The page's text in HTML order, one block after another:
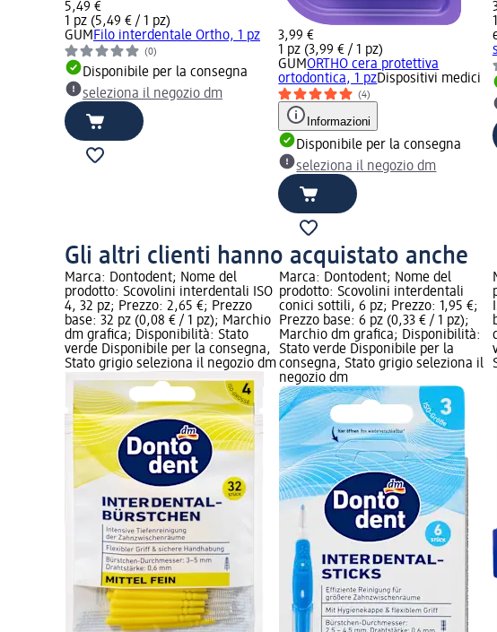
5,49 €
1 pz (5,49 € / 1 pz)
GUM Filo interdentale Ortho, 1 pz
(0)
Disponibile per la consegna
seleziona il negozio dm
3,99 €
1 pz (3,99 € / 1 pz)
GUMORTHO cera protettiva
ortodontica, 1 pzDispositivi medici
(4)
Informazioni
Disponibile per la consegna
seleziona il negozio dm
Gli altri clienti hanno acquistato anche
Marca: Dontodent; Nome del
prodotto: Scovolini interdentali ISO
4, 32 pz; Prezzo: 2,65 €; Prezzo
base: 32 pz (0,08 € / 1 pz); Marchio
dm grafica; Disponibilità: Stato
verde Disponibile per la consegna,
Stato grigio seleziona il negozio dm
Marca: Dontodent; Nome del
prodotto: Scovolini interdentali
conici sottili, 6 pz; Prezzo: 1,95 €;
Prezzo base: 6 pz (0,33 € / 1 pz);
Marchio dm grafica; Disponibilità:
Stato verde Disponibile per la
consegna, Stato grigio seleziona il
negozio dm